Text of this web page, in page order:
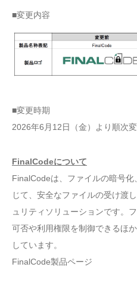
■変更内容
■変更時期
2026年6月12日（金）より順次
FinalCodeについて
FinalCodeは、ファイルの暗号
じて、安全なファイルの受け渡
ュリティソリューションです。
可否や利用権限を制御できるほ
しています。
FinalCode製品ページ